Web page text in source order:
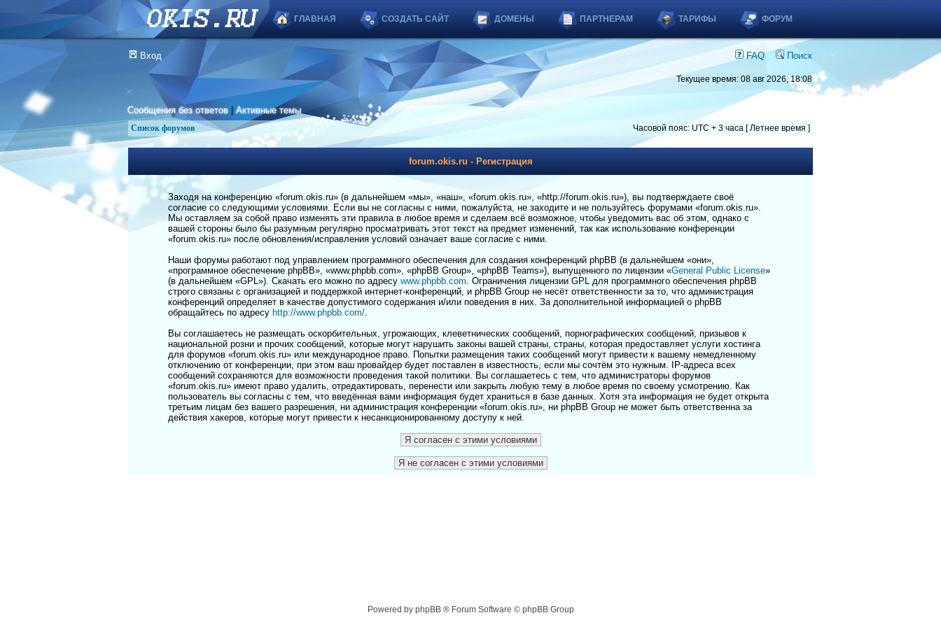
ГЛАВНАЯ СОЗДАТЬ САЙТ ДОМЕНЫ ПАРТНЕРАМ ТАРИФЫ ФОРУМ
Вход FAQ Поиск
Текущее время: 08 авг 2026, 18:08
Сообщения без ответов |Активные темы
Список форумов Часовой пояс: UTC + 3 часа [ Летнее время ]
forum.okis.ru - Регистрация
Заходя на конференцию «forum.okis.ru» (в дальнейшем «мы», «наш», «forum.okis.ru», «http://forum.okis.ru»), вы подтверждаете своё
согласие со следующими условиями. Если вы не согласны с ними, пожалуйста, не заходите и не пользуйтесь форумами «forum.okis.ru».
Мы оставляем за собой право изменять эти правила в любое время и сделаем всё возможное, чтобы уведомить вас об этом, однако с
вашей стороны было бы разумным регулярно просматривать этот текст на предмет изменений, так как использование конференции
«forum.okis.ru» после обновления/исправления условий означает ваше согласие с ними.
Наши форумы работают под управлением программного обеспечения для создания конференций phpBB (в дальнейшем «они»,
«программное обеспечение phpBB», «www.phpbb.com», «phpBB Group», «phpBB Teams»), выпущенного по лицензии «General Public License»
(в дальнейшем «GPL»). Скачать его можно по адресу www.phpbb.com. Ограничения лицензии GPL для программного обеспечения phpBB
строго связаны с организацией и поддержкой интернет-конференций, и phpBB Group не несёт ответственности за то, что администрация
конференций определяет в качестве допустимого содержания и/или поведения в них. За дополнительной информацией о phpBB
обращайтесь по адресу http://www.phpbb.com/.
Вы соглашаетесь не размещать оскорбительных, угрожающих, клеветнических сообщений, порнографических сообщений, призывов к
национальной розни и прочих сообщений, которые могут нарушить законы вашей страны, страны, которая предоставляет услуги хостинга
для форумов «forum.okis.ru» или международное право. Попытки размещения таких сообщений могут привести к вашему немедленному
отключению от конференции, при этом ваш провайдер будет поставлен в известность, если мы сочтём это нужным. IP-адреса всех
сообщений сохраняются для возможности проведения такой политики. Вы соглашаетесь с тем, что администраторы форумов
«forum.okis.ru» имеют право удалить, отредактировать, перенести или закрыть любую тему в любое время по своему усмотрению. Как
пользователь вы согласны с тем, что введённая вами информация будет храниться в базе данных. Хотя эта информация не будет открыта
третьим лицам без вашего разрешения, ни администрация конференции «forum.okis.ru», ни phpBB Group не может быть ответственна за
действия хакеров, которые могут привести к несанкционированному доступу к ней.
Powered by phpBB ® Forum Software © phpBB Group